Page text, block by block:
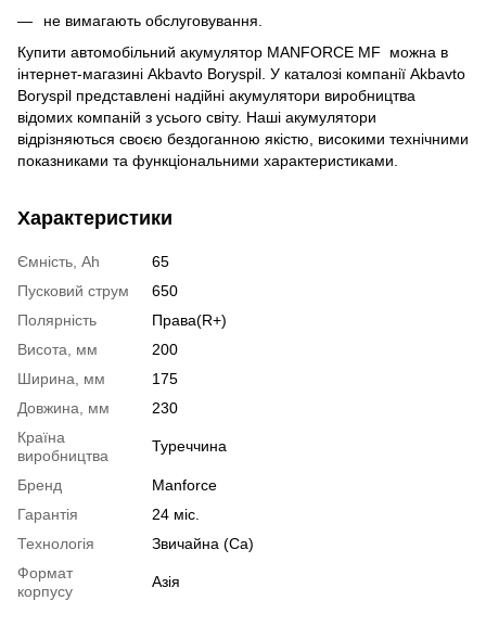
не вимагають обслуговування.
Купити автомобільний акумулятор MANFORCE MF можна в
інтернет-магазині Akbavto Boryspil. У каталозі компанії Akbavto
Boryspil представлені надійні акумулятори виробництва
відомих компаній з усього світу. Наші акумулятори
відрізняються своєю бездоганною якістю, високими технічними
показниками та функціональними характеристиками.
Характеристики
Ємність, Ah
65
Пусковий струм
650
Полярність
Права(R+)
Висота, мм
200
Ширина, мм
175
Довжина, мм
230
Країна
виробництва
Туреччина
Бренд
Manforce
Гарантія
24 міс.
Технологія
Звичайна (Ca)
Формат
корпусу
Азія